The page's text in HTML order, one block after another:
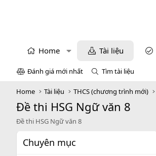
Home Tài liệu
Đánh giá mới nhất Tìm tài liệu
Home Tài liệu THCS (chương trình mới)
Đề thi HSG Ngữ văn 8
Đề thi HSG Ngữ văn 8
Chuyên mục